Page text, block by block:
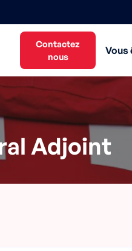
Contactez
nous
Vous
Adjoint